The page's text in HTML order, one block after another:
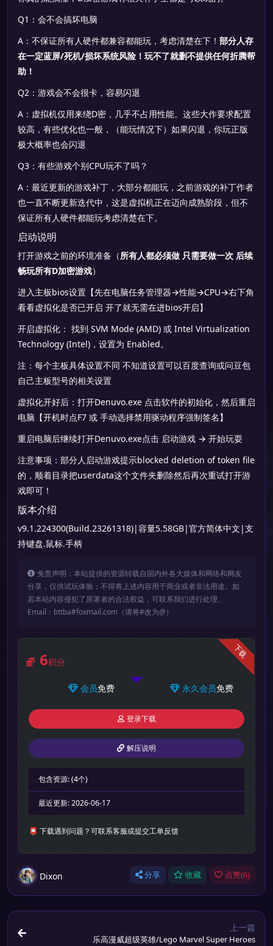
Q1：会不会搞坏电脑
A：不保证所有人硬件都兼容都能玩，考虑清楚在下！ 部分人存
在一定蓝屏/死机/损坏系统风险！玩不了就删不提供任何折腾帮
助！
Q2：游戏会不会很卡，容易闪退
A：虚拟机仅用来绕D密，几乎不占用性能。这些大作要求配置
较高，有些优化也一般，（能玩情况下）如果闪退，你玩正版
极大概率也会闪退
Q3：有些游戏个别CPU玩不了吗？
A：最近更新的游戏补丁，大部分都能玩，之前游戏的补丁作者
也一直不断更新迭代中，这是虚拟机正在迈向成熟阶段，但不
保证所有人硬件都能玩考虑清楚在下。
启动说明
打开游戏之前的环境准备（所有人都必须做 只需要做一次 后续
畅玩所有D加密游戏）
进入主板bios设置【先在电脑任务管理器→性能→CPU→右下角
看看虚拟化是否已开启 开了就无需在进bios开启】
开启虚拟化： 找到 SVM Mode (AMD) 或 Intel Virtualization
Technology (Intel)，设置为 Enabled。
注：每个主板具体设置不同 不知道设置可以百度查询或问豆包
自己主板型号的相关设置
虚拟化开好后：打开Denuvo.exe 点击软件的初始化，然后重启
电脑【开机时点F7 或 手动选择禁用驱动程序强制签名】
重启电脑后继续打开Denuvo.exe点击 启动游戏 → 开始玩耍
注意事项：部分人启动游戏提示blocked deletion of token file
的，顺着目录把userdata这个文件夹删除然后再次重试打开游
戏即可！
版本介绍
v9.1.224300(Build.23261318)|容量5.58GB|官方简体中文|支
持键盘.鼠标.手柄
免责声明：本站提供的资源转载自国内外各大媒体和网络和网友
分享，仅供试玩体验；不得将上述内容用于商业或者非法用途。如
若本站内容侵犯了原著者的合法权益，可联系我们进行处理。
Email：bttba#foxmail.com（请将#改为@）
下载
6积分
会员免费 永久会员免费
登录下载
解压说明
包含资源:(4个)
最近更新:2026-06-17
📮 下载遇到问题？可联系客服或提交工单反馈
Dixon 分享 收藏 点赞(0)
上一篇
乐高漫威超级英雄/Lego Marvel Super Heroes